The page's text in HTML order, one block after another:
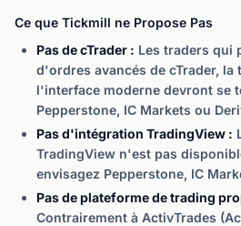
Ce que Tickmill ne Propose Pas
Pas de cTrader : Les traders qui
d'ordres avancés de cTrader, la
l'interface moderne devront se
Pepperstone, IC Markets ou
Pas d'intégration TradingView :
TradingView n'est pas
envisagez Pepperstone, IC
Pas de plateforme de trading
Contrairement à ActivTrades